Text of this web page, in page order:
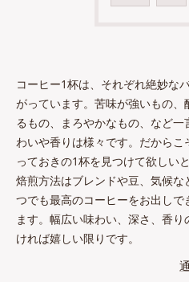
コーヒー1杯は、それぞれ絶妙な
がっています。苦味が強いもの
るもの、まろやかなもの、など
わいや香りは様々です。だから
っておきの1杯を見つけて欲しい
焙煎方法はブレンドや豆、気候
つでも最高のコーヒーをお出し
ます。幅広い味わい、深さ、香
ければ嬉しい限りです。